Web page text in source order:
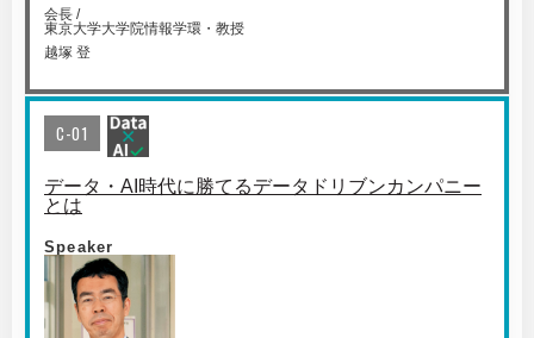
会長 /
東京大学大学院情報学環・教授
越塚 登
C-01
データ・AI時代に勝てるデータドリブンカンパニー
とは
Speaker